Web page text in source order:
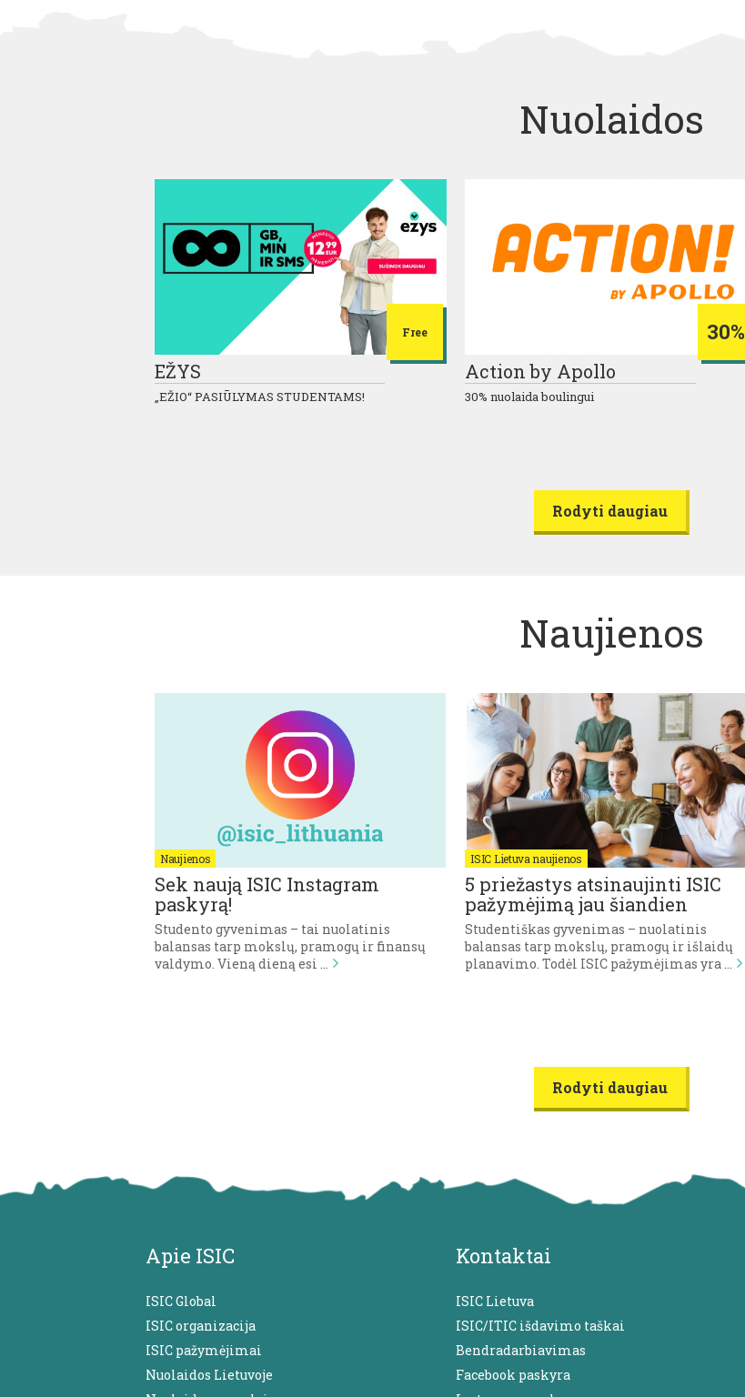
Nuolaidos
Free
EŽYS
„EŽIO“ PASIŪLYMAS STUDENTAMS!
30%
Action by Apollo
30% nuolaida boulingui
Rodyti daugiau
Naujienos
Naujienos
Sek naują ISIC Instagram
paskyrą!
Studento gyvenimas – tai nuolatinis
balansas tarp mokslų, pramogų ir finansų
valdymo. Vieną dieną esi …
ISIC Lietuva naujienos
5 priežastys atsinaujinti ISIC
pažymėjimą jau šiandien
Studentiškas gyvenimas – nuolatinis
balansas tarp mokslų, pramogų ir išlaidų
planavimo. Todėl ISIC pažymėjimas yra …
Rodyti daugiau
Apie ISIC
ISIC Global
ISIC organizacija
ISIC pažymėjimai
Nuolaidos Lietuvoje
Kontaktai
ISIC Lietuva
ISIC/ITIC išdavimo taškai
Bendradarbiavimas
Facebook paskyra